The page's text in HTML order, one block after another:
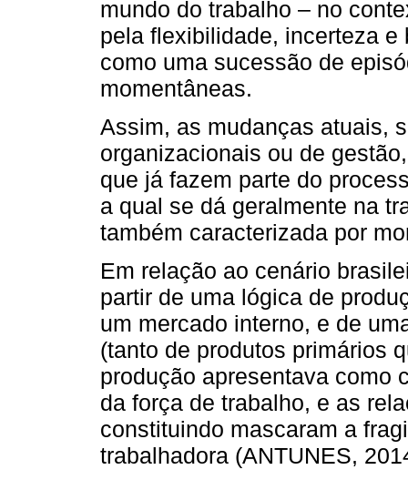
mundo do trabalho – no
pela flexibilidade, incerteza
como uma sucessão de
momentâneas.
Assim, as mudanças atuais,
organizacionais ou de
que já fazem parte do
a qual se dá geralmente na
também caracterizada por
Em relação ao cenário
partir de uma lógica de
um mercado interno, e de
(tanto de produtos primários
produção apresentava como
da força de trabalho, e as
constituindo mascaram a
trabalhadora (ANTUNES,